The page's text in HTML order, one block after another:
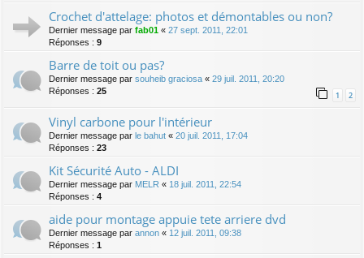
Crochet d'attelage: photos et démontables ou non?
Dernier message par fab01 « 27 sept. 2011, 22:01
Réponses : 9
Barre de toit ou pas?
Dernier message par souheib graciosa « 29 juil. 2011, 20:20
Réponses : 25 1 2
Vinyl carbone pour l'intérieur
Dernier message par le bahut « 20 juil. 2011, 17:04
Réponses : 23
Kit Sécurité Auto - ALDI
Dernier message par MELR « 18 juil. 2011, 22:54
Réponses : 4
aide pour montage appuie tete arriere dvd
Dernier message par annon « 12 juil. 2011, 09:38
Réponses : 1